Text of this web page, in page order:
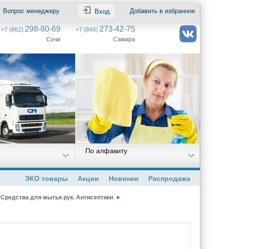
Вход Добавить в избранное
Вопрос менеджеру
+7 (862) 298-80-69
Сочи
+7 (846) 273-42-75
Самара
По алфавиту
Распродажа
Новинки
Акции
ЭКО товары
Средства для мытья рук. Антисептики